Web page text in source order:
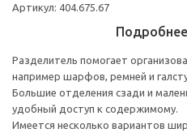
Артикул: 404.675.67
Разделитель помогает
например шарфов, ремней и
Большие отделения сзади и
удобный доступ к содержимому.
Имеется несколько вариантов